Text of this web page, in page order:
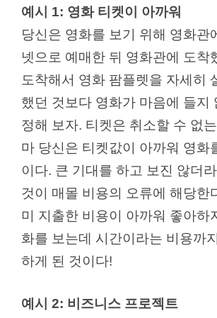
예시 1: 영화 티켓이 아까워
당신은 영화를 보기 위해 영화관
넷으로 예매한 뒤 영화관에 도착
도착해서 영화 팜플렛을 자세히
했던 것보다 영화가 마음에 들지
정해 보자. 티켓은 취소할 수 없
마 당신은 티켓값이 아까워 영화
이다. 큰 기대를 하고 보진 않더
것이 매몰 비용의 오류에 해당한
미 지출한 비용이 아까워 좋아하
화를 보는데 시간이라는 비용까
하게 된 것이다!
예시 2: 비즈니스 프로젝트